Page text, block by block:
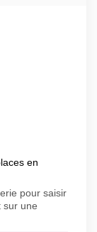
en
pour saisir
sur une